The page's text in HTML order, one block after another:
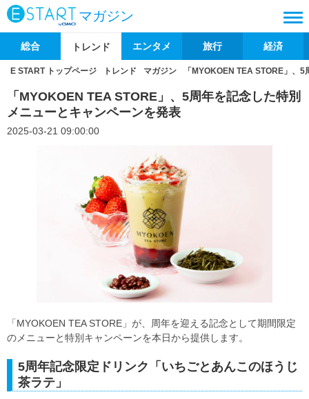
マガジン
総合 トレンド エンタメ 旅行 経済
E START トップページ トレンド マガジン 「MYOKOEN TEA STORE」、
「MYOKOEN TEA STORE」、5周年を記念した特別
メニューとキャンペーンを発表
2025-03-21 09:00:00
「MYOKOEN TEA STORE」が、周年を迎える記念として期間限定
のメニューと特別キャンペーンを本日から提供します。
5周年記念限定ドリンク「いちごとあんこのほうじ
茶ラテ」